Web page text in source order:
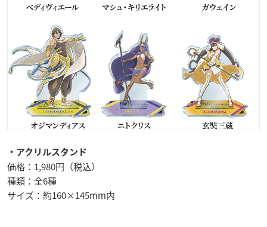
・アクリルスタンド
価格：1,980円（税込）
種類：全6種
サイズ：約160×145mm内